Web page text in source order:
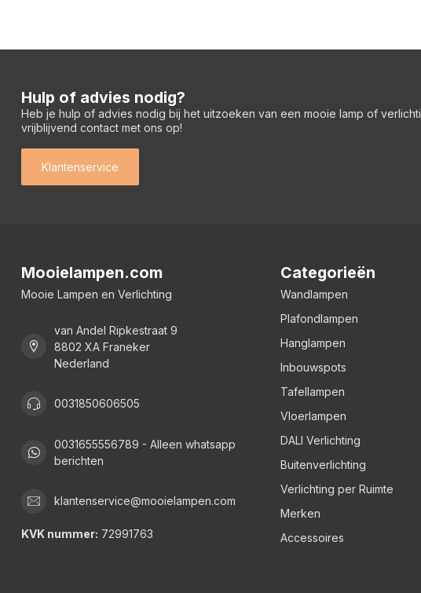
Hulp of advies nodig?
Heb je hulp of advies nodig bij het uitzoeken van een mooie lamp of
vrijblijvend contact met ons op!
Klantenservice
Mooielampen.com
Mooie Lampen en Verlichting
van Andel Ripkestraat 9
8802 XA Franeker
Nederland
0031850606505
0031655556789 - Alleen whatsapp
berichten
klantenservice@mooielampen.com
KVK nummer: 72991763
Categorieën
Wandlampen
Plafondlampen
Hanglampen
Inbouwspots
Tafellampen
Vloerlampen
DALI Verlichting
Buitenverlichting
Verlichting per Ruimte
Merken
Accessoires